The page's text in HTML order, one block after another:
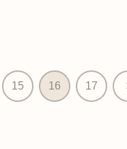
15 16 17